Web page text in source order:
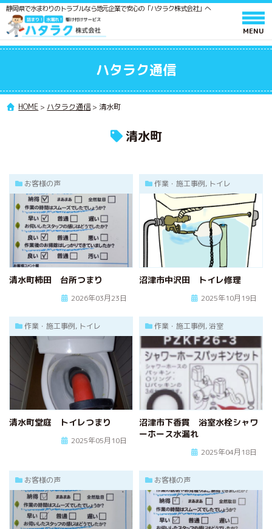
静岡県で水まわりのトラブルなら地元企業で安心の「ハタラク株式会社」へ
ホーム
サービスと料金
作業の流れ
採用情報
水廻りメンテンス 施工スタッフ募集
ポスティングスタッフ募集
協力業者募集
ハタラク通信
ハタラクブログ
給湯器
作業・施工事例
お客様の声
簡単見積り
お問合わせ
ハタラク通信
HOME > ハタラク通信> 清水町
清水町
お客様の声
清水町柿田 台所つまり
2026年03月23日
作業・施工事例, トイレ
沼津市中沢田 トイレ修理
2025年10月19日
作業・施工事例, トイレ
清水町堂庭 トイレつまり
2025年05月10日
作業・施工事例, 浴室
沼津市下香貫 浴室水栓シャワ
ーホース水漏れ
2025年04月18日
お客様の声 お客様の声